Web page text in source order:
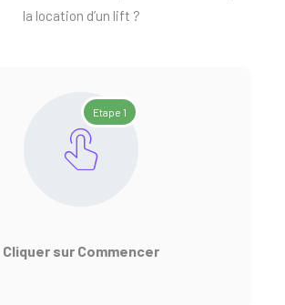
la location d’un lift ?
Etape 1
Cliquer sur Commencer